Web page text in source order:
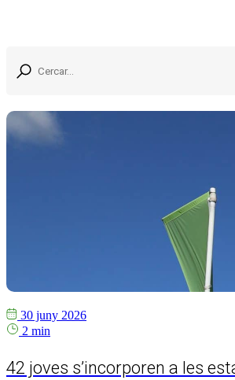
30 juny 2026
2 min
42 joves s’incorporen a les